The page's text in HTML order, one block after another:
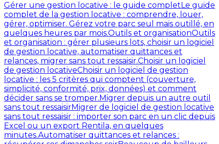
Gérer une gestion locative : le guide complet Le guide
complet de la gestion locative : comprendre, louer,
gérer, optimiser. Gérez votre parc seul mais outillé, en
quelques heures par mois.Outils et organisationOutils
et organisation : gérer plusieurs lots, choisir un logiciel
de gestion locative, automatiser quittances et
relances, migrer sans tout ressaisir.Choisir un logiciel
de gestion locativeChoisir un logiciel de gestion
locative : les 5 critères qui comptent (couverture,
simplicité, conformité, prix, données) et comment
décider sans se tromper. Migrer depuis un autre outil
sans tout ressaisirMigrer de logiciel de gestion locative
sans tout ressaisir : importer son parc en un clic depuis
Excel ou un export Rentila, en quelques
minutes.Automatiser quittances et relances :